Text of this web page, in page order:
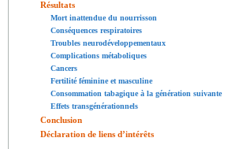
Résultats
Mort inattendue du nourrisson
Conséquences respiratoires
Troubles neurodéveloppementaux
Complications métaboliques
Cancers
Fertilité féminine et masculine
Consommation tabagique à la génération suivante
Effets transgénérationnels
Conclusion
Déclaration de liens d’intérêts